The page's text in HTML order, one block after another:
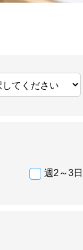
週2～3日